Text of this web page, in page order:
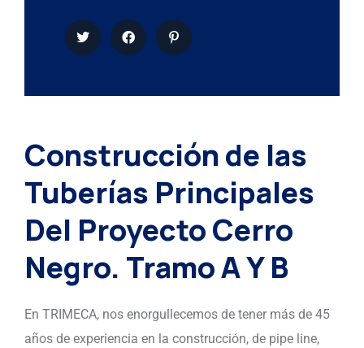
Construcción de las
Tuberías Principales
Del Proyecto Cerro
Negro. Tramo A Y B
En TRIMECA, nos enorgullecemos de tener más de 45
años de experiencia en la construcción, de pipe line,